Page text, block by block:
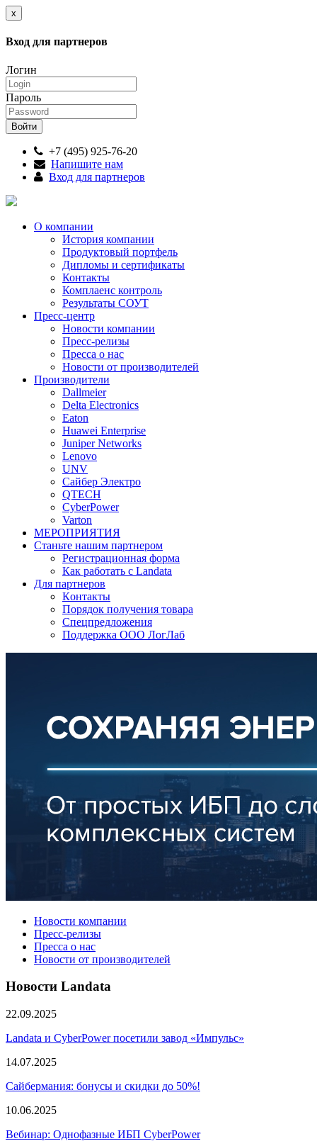
x
Вход для партнеров
Логин
Пароль
+7 (495) 925-76-20
Напишите нам
Вход для партнеров
О компании
История компании
Продуктовый портфель
Дипломы и сертификаты
Контакты
Комплаенс контроль
Результаты СОУТ
Пресс-центр
Новости компании
Пресс-релизы
Пресса о нас
Новости от производителей
Производители
Dallmeier
Delta Electronics
Eaton
Huawei Enterprise
Juniper Networks
Lenovo
UNV
Сайбер Электро
QTECH
CyberPower
Varton
МЕРОПРИЯТИЯ
Станьте нашим партнером
Регистрационная форма
Как работать с Landata
Для партнеров
Кoнтaкты
Порядок получения товара
Спецпредложения
Поддержка ООО ЛогЛаб
Новости компании
Пресс-релизы
Пресса о нас
Новости от производителей
Новости Landata
22.09.2025
Landata и CyberPower посетили завод «Импульс»
14.07.2025
Сайбермания: бонусы и скидки до 50%!
10.06.2025
Вебинар: Однофазные ИБП CyberPower